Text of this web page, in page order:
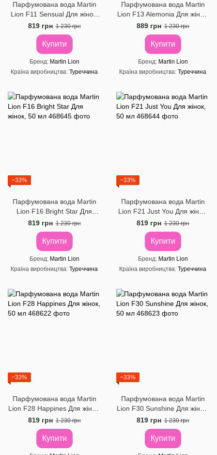
Парфумована вода Martin
Lion F11 Sensual Для жінок,
50 мл
819 грн 1 230 грн
Купити
Бренд
Martin Lion
Країна виробництва Туреччина
Парфумована вода Martin
Lion F13 Alemonia Для жінок,
50 мл
889 грн 1 230 грн
Купити
Бренд
Martin Lion
Країна виробництва Туреччина
−33%
Парфумована вода Martin
Lion F16 Bright Star Для
жінок, 50 мл
819 грн 1 230 грн
Купити
Бренд
Martin Lion
Країна виробництва Туреччина
−33%
Парфумована вода Martin
Lion F21 Just You Для жінок,
50 мл
819 грн 1 230 грн
Купити
Бренд
Martin Lion
Країна виробництва Туреччина
−33%
Парфумована вода Martin
Lion F28 Happines Для жінок,
50 мл
819 грн 1 230 грн
Купити
−33%
Парфумована вода Martin
Lion F30 Sunshine Для жінок,
50 мл
819 грн 1 230 грн
Купити